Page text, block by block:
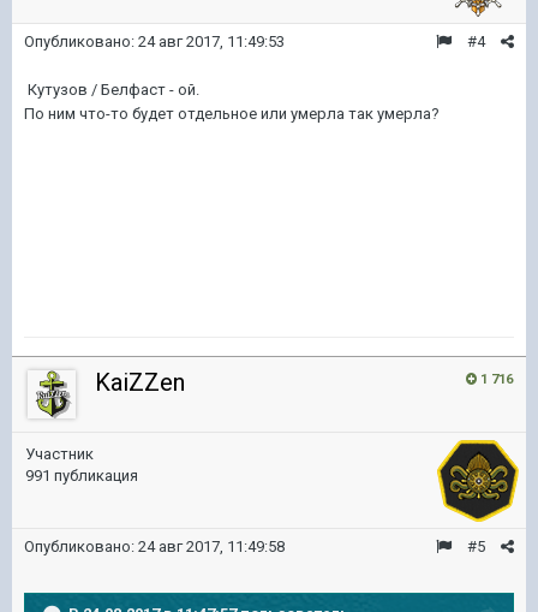
#4
Опубликовано: 24 авг 2017, 11:49:53
Кутузов / Белфаст - ой.
По ним что-то будет отдельное или умерла так умерла?
1 716
KaiZZen
Участник
991 публикация
#5
Опубликовано: 24 авг 2017, 11:49:58